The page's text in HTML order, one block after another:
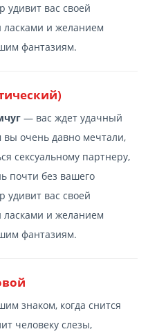
удивит вас своей
и желанием
фантазиям.
— вас ждет удачный
очень давно мечтали,
сексуальному партнеру,
почти без вашего
удивит вас своей
и желанием
фантазиям.
знаком, когда снится
человеку слезы,